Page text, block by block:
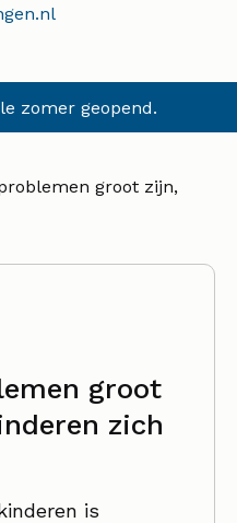
zomer geopend.
groot zijn,
groot
zich
is